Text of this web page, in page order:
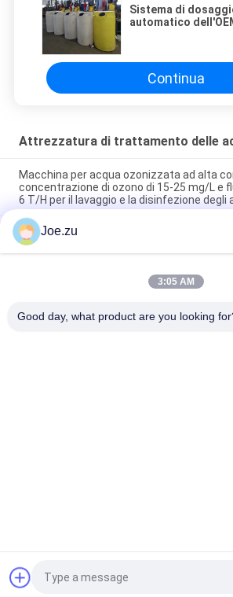
Sistema di
automatico
Continua
Attrezzatura di trattamento delle
Macchina per acqua ozonizzata ad alta
concentrazione di ozono di 15-25 mg/L e
6 T/H per il lavaggio e la disinfezione degli
Generatore di ozono da sorgente d'aria
ozono da 2 g/h a 200 g/h utilizzando
corona e struttura in acciaio inossidabile
Sterilizzatore a ozono mobile da terra con
Richiedi un preventivo
Joe.zu
3:05 AM
Good day, what product are you looking